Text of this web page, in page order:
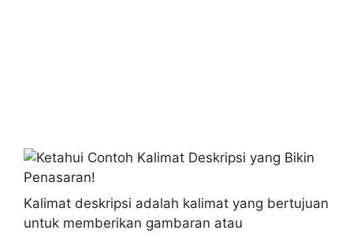
Kalimat deskripsi adalah kalimat yang bertujuan
untuk memberikan gambaran atau